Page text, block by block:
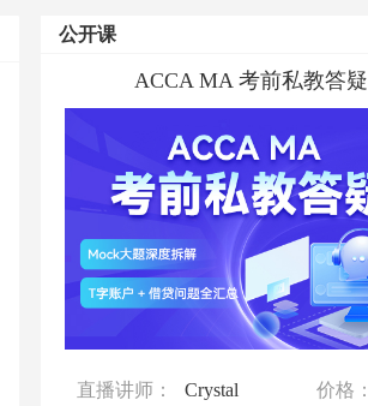
公开课
直播讲师： 价格：
ACCA MA 考前私教答疑
直播讲师： Crystal 价格：
直播讲师： 价格：